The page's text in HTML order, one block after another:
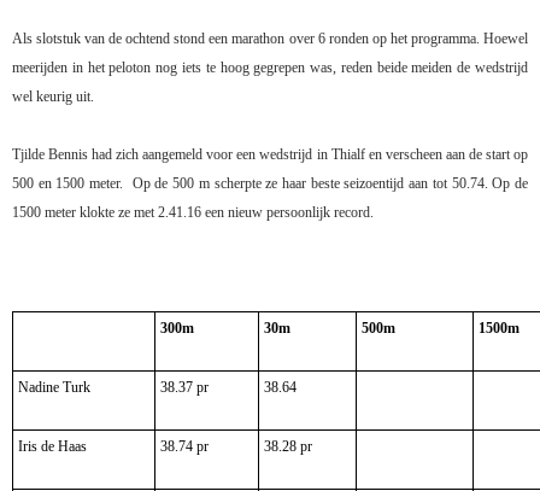
Als slotstuk van de ochtend stond een marathon over 6 ronden op het programma. Hoewel
meerijden in het peloton nog iets te hoog gegrepen was, reden beide meiden de wedstrijd
wel keurig uit.
Tjilde Bennis had zich aangemeld voor een wedstrijd in Thialf en verscheen aan de start op
500 en 1500 meter.
Op de 500 m scherpte ze haar beste seizoentijd aan tot 50.74. Op de
1500 meter klokte ze met 2.41.16 een nieuw persoonlijk record.
300m 30m 500m 1500m
Nadine Turk 38.37 pr 38.64
Iris de Haas 38.74 pr 38.28 pr